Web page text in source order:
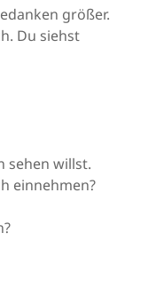
größer.
Du siehst
sehen willst.
einnehmen?